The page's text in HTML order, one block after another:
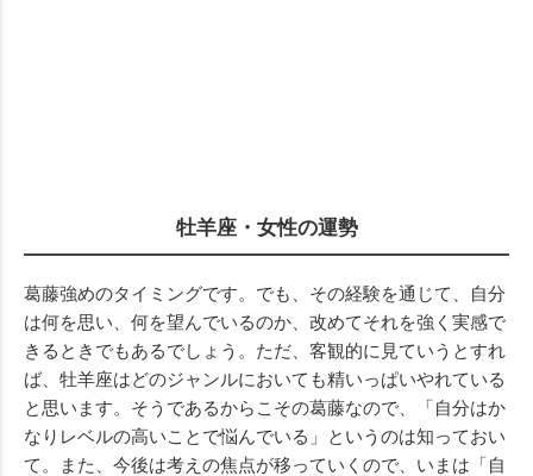
牡羊座・女性の運勢
葛藤強めのタイミングです。でも、その経験を通じて、自分
は何を思い、何を望んでいるのか、改めてそれを強く実感で
きるときでもあるでしょう。ただ、客観的に見ていうとすれ
ば、牡羊座はどのジャンルにおいても精いっぱいやれている
と思います。そうであるからこその葛藤なので、「自分はか
なりレベルの高いことで悩んでいる」というのは知っておい
て。また、今後は考えの焦点が移っていくので、いまは「自